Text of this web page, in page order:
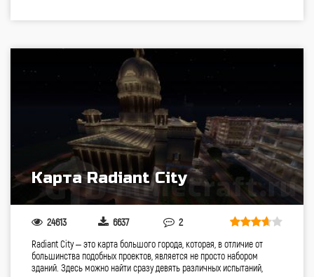
Карта Radiant City
24613 6637 2
Radiant City – это карта большого города, которая, в отличие от
большинства подобных проектов, является не просто набором
зданий. Здесь можно найти сразу девять различных испытаний,